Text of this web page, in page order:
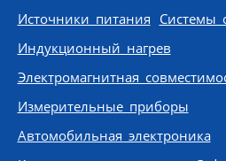
Источники питания Системы
Индукционный нагрев
Электромагнитная
Измерительные приборы
Автомобильная электроника